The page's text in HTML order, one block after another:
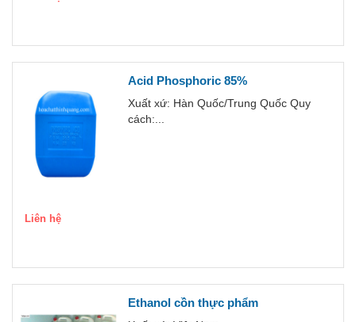
Acid Phosphoric 85%
Xuất xứ: Hàn Quốc/Trung Quốc Quy
cách:...
Liên hệ
Ethanol cồn thực phẩm